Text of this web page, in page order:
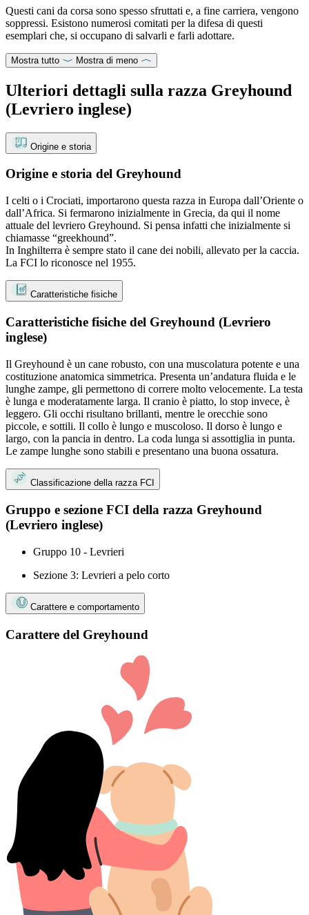
Questi cani da corsa sono spesso sfruttati e, a fine carriera, vengono
soppressi. Esistono numerosi comitati per la difesa di questi
esemplari che, si occupano di salvarli e farli adottare.
Mostra tutto Mostra di meno
Ulteriori dettagli sulla razza Greyhound
(Levriero inglese)
Origine e storia
Origine e storia del Greyhound
I celti o i Crociati, importarono questa razza in Europa dall’Oriente o
dall’Africa. Si fermarono inizialmente in Grecia, da qui il nome
attuale del levriero Greyhound. Si pensa infatti che inizialmente si
chiamasse “greekhound”.
In Inghilterra è sempre stato il cane dei nobili, allevato per la caccia.
La FCI lo riconosce nel 1955.
Caratteristiche fisiche
Caratteristiche fisiche del Greyhound (Levriero
inglese)
Il Greyhound è un cane robusto, con una muscolatura potente e una
costituzione anatomica simmetrica. Presenta un’andatura fluida e le
lunghe zampe, gli permettono di correre molto velocemente. La testa
è lunga e moderatamente larga. Il cranio è piatto, lo stop invece, è
leggero. Gli occhi risultano brillanti, mentre le orecchie sono
piccole, e sottili. Il collo è lungo e muscoloso. Il dorso è lungo e
largo, con la pancia in dentro. La coda lunga si assottiglia in punta.
Le zampe lunghe sono stabili e presentano una buona ossatura.
Classificazione della razza FCI
Gruppo e sezione FCI della razza Greyhound
(Levriero inglese)
Gruppo 10 - Levrieri
Sezione 3: Levrieri a pelo corto
Carattere e comportamento
Carattere del Greyhound